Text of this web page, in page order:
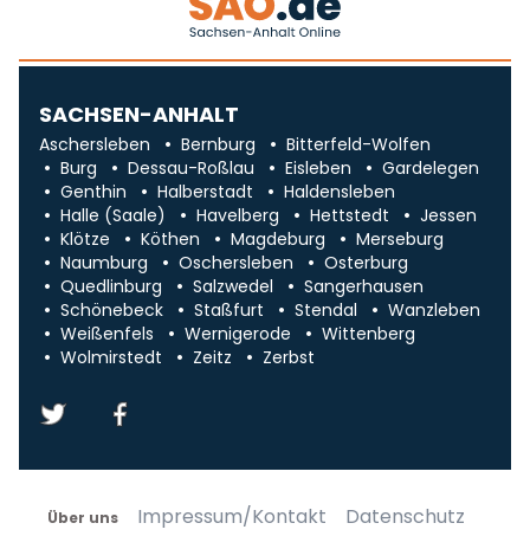
SACHSEN-ANHALT
Aschersleben Bernburg
Bitterfeld-Wolfen
Burg
Dessau-Roßlau Eisleben
Gardelegen
Genthin
Halberstadt
Haldensleben
Halle (Saale)
Havelberg Hettstedt
Jessen
Klötze
Köthen Magdeburg
Merseburg
Naumburg
Oschersleben
Osterburg
Quedlinburg
Salzwedel
Sangerhausen
Schönebeck
Staßfurt Stendal
Wanzleben
Weißenfels
Wernigerode
Wittenberg
Wolmirstedt
Zeitz Zerbst
Über uns Impressum/Kontakt Datenschutz